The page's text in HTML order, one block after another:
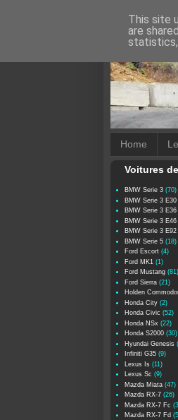
Home
Voitures
BMW Serie 3 (70)
BMW Serie 3 E30
BMW Serie 3 E36
BMW Serie 3 E46
BMW Serie 3 E92
BMW Serie 5 (18)
Ford Escort (4)
Ford MK1 (1)
Ford Mustang (81)
Ford Sierra (21)
Holden
Honda City (2)
Honda Civic (52)
Honda NSx (22)
Honda S2000 (30)
Hyundai Genesis
Infiniti G35 (9)
Lexus Is (11)
Lexus Sc (9)
Mazda Miata (47)
Mazda RX-7 (26)
Mazda RX-7 Fc
Mazda RX-7 Fd
This site
are
statistics,